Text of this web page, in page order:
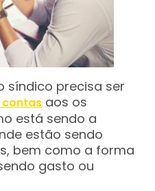
síndico precisa ser
aos os
está sendo a
estão sendo
bem como a forma
gasto ou